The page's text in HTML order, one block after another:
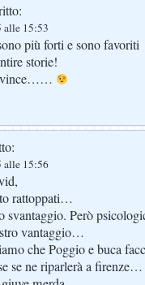
alle 15:53
più forti e sono favoriti
storie!
vince……
alle 15:56
rattoppati…
svantaggio. Però
vantaggio…
che Poggio e buca
se ne riparlerà a firenze…